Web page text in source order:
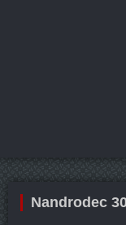
Nandrodec